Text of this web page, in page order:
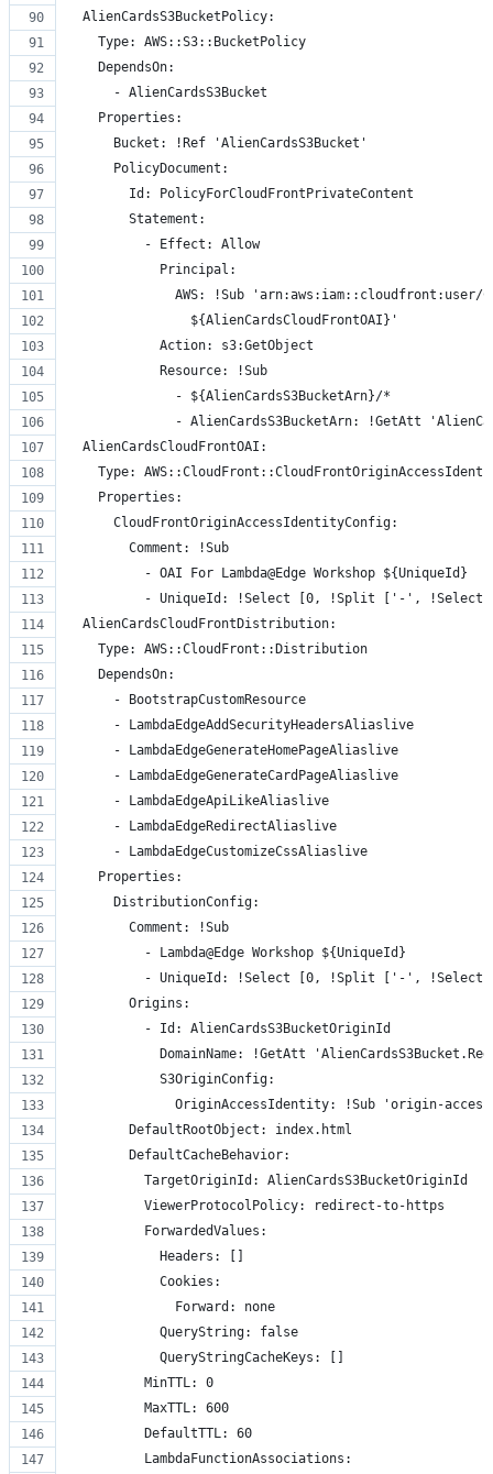
  AlienCardsS3BucketPolicy:
    Type: AWS::S3::BucketPolicy
    DependsOn:
      - AlienCardsS3Bucket
    Properties:
      Bucket: !Ref 'AlienCardsS3Bucket'
      PolicyDocument:
        Id: PolicyForCloudFrontPrivateContent
        Statement:
          - Effect: Allow
            Principal:
AWS: !Sub 'arn:aws:iam::cloudfront:user/
                ${AlienCardsCloudFrontOAI}'
            Action: s3:GetObject
            Resource: !Sub
              - ${AlienCardsS3BucketArn}/*
- AlienCardsS3BucketArn: !GetAtt
  AlienCardsCloudFrontOAI:
Type:
    Properties:
      CloudFrontOriginAccessIdentityConfig:
        Comment: !Sub
          - OAI For Lambda@Edge Workshop ${UniqueId}
- UniqueId: !Select [0, !Split ['-',
  AlienCardsCloudFrontDistribution:
    Type: AWS::CloudFront::Distribution
    DependsOn:
      - BootstrapCustomResource
      - LambdaEdgeAddSecurityHeadersAliaslive
      - LambdaEdgeGenerateHomePageAliaslive
      - LambdaEdgeGenerateCardPageAliaslive
      - LambdaEdgeApiLikeAliaslive
      - LambdaEdgeRedirectAliaslive
      - LambdaEdgeCustomizeCssAliaslive
    Properties:
      DistributionConfig:
        Comment: !Sub
          - Lambda@Edge Workshop ${UniqueId}
- UniqueId: !Select [0, !Split ['-',
        Origins:
          - Id: AlienCardsS3BucketOriginId
DomainName: !GetAtt
            S3OriginConfig:
OriginAccessIdentity: !Sub 'origin-
        DefaultRootObject: index.html
        DefaultCacheBehavior:
          TargetOriginId: AlienCardsS3BucketOriginId
          ViewerProtocolPolicy: redirect-to-https
          ForwardedValues:
            Headers: []
            Cookies:
              Forward: none
            QueryString: false
            QueryStringCacheKeys: []
          MinTTL: 0
          MaxTTL: 600
          DefaultTTL: 60
          LambdaFunctionAssociations: